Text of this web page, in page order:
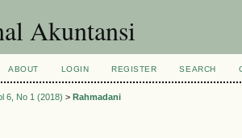
Akuntansi
ABOUT LOGIN REGISTER SEARCH
6, No 1 (2018) > Rahmadani